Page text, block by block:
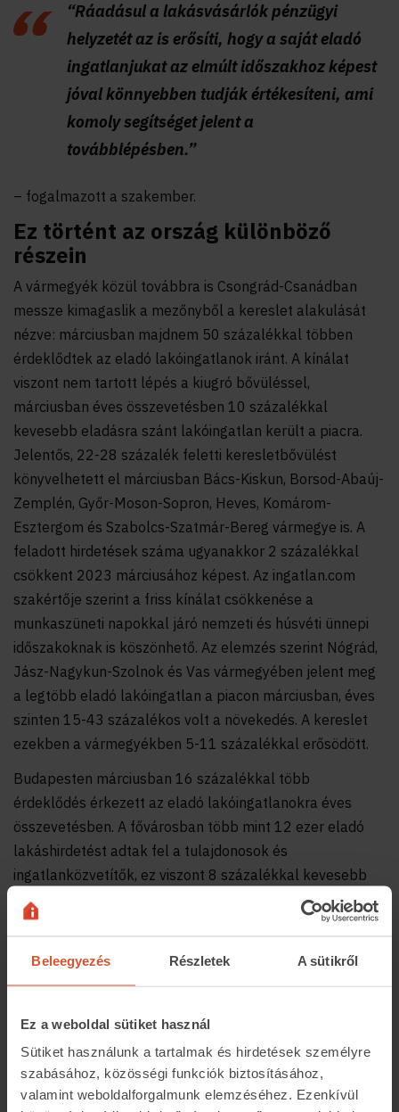
Beleegyezés Részletek A sütikről
Ez a weboldal sütiket használ
Sütiket használunk a tartalmak és hirdetések személyre
szabásához, közösségi funkciók biztosításához,
valamint weboldalforgalmunk elemzéséhez. Ezenkívül
“Ráadásul a lakásvásárlók pénzügyi
helyzetét az is erősíti, hogy a saját eladó
ingatlanjukat az elmúlt időszakhoz képest
jóval könnyebben tudják értékesíteni, ami
komoly segítséget jelent a
továbblépésben.”
– fogalmazott a szakember.
Ez történt az ország különböző
részein
A vármegyék közül továbbra is Csongrád-Csanádban
messze kimagaslik a mezőnyből a kereslet alakulását
nézve: márciusban majdnem 50 százalékkal többen
érdeklődtek az eladó lakóingatlanok iránt. A kínálat
viszont nem tartott lépés a kiugró bővüléssel,
márciusban éves összevetésben 10 százalékkal
kevesebb eladásra szánt lakóingatlan került a piacra.
Jelentős, 22-28 százalék feletti keresletbővülést
könyvelhetett el márciusban Bács-Kiskun, Borsod-Abaúj-
Zemplén, Győr-Moson-Sopron, Heves, Komárom-
Esztergom és Szabolcs-Szatmár-Bereg vármegye is. A
feladott hirdetések száma ugyanakkor 2 százalékkal
csökkent 2023 márciusához képest. Az ingatlan.com
szakértője szerint a friss kínálat csökkenése a
munkaszüneti napokkal járó nemzeti és húsvéti ünnepi
időszakoknak is köszönhető. Az elemzés szerint Nógrád,
Jász-Nagykun-Szolnok és Vas vármegyében jelent meg
a legtöbb eladó lakóingatlan a piacon márciusban, éves
szinten 15-43 százalékos volt a növekedés. A kereslet
ezekben a vármegyékben 5-11 százalékkal erősödött.
Budapesten márciusban 16 százalékkal több
érdeklődés érkezett az eladó lakóingatlanokra éves
összevetésben. A fővárosban több mint 12 ezer eladó
lakáshirdetést adtak fel a tulajdonosok és
ingatlanközvetítők, ez viszont 8 százalékkal kevesebb
mint egy évvel ezelőtt.